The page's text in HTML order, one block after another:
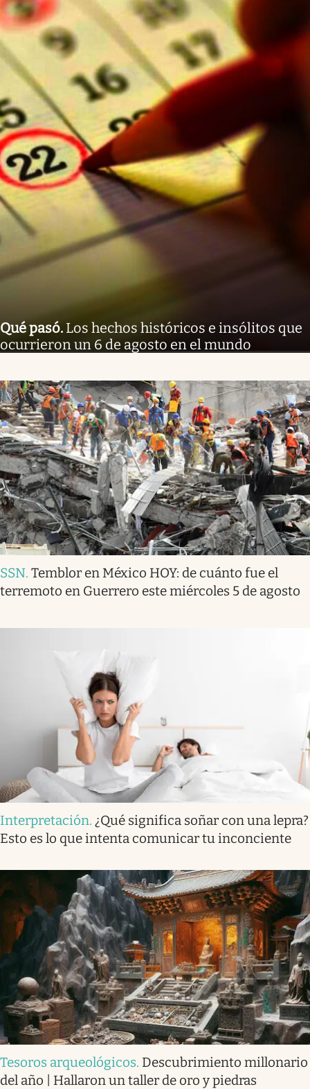
Qué pasó. Los hechos históricos e insólitos que
ocurrieron un 6 de agosto en el mundo
SSN. Temblor en México HOY: de cuánto fue el
terremoto en Guerrero este miércoles 5 de agosto
Interpretación. ¿Qué significa soñar con una lepra?
Esto es lo que intenta comunicar tu inconciente
Tesoros arqueológicos. Descubrimiento millonario
del año | Hallaron un taller de oro y piedras